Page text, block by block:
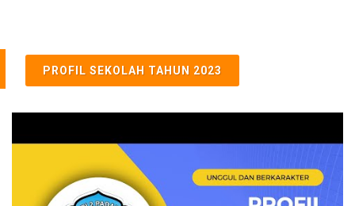
PROFIL SEKOLAH TAHUN 2023